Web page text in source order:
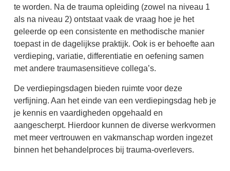
te worden. Na de trauma opleiding (zowel na niveau 1
als na niveau 2) ontstaat vaak de vraag hoe je het
geleerde op een consistente en methodische manier
toepast in de dagelijkse praktijk. Ook is er behoefte aan
verdieping, variatie, differentiatie en oefening samen
met andere traumasensitieve collega’s.
De verdiepingsdagen bieden ruimte voor deze
verfijning. Aan het einde van een verdiepingsdag heb je
je kennis en vaardigheden opgehaald en
aangescherpt. Hierdoor kunnen de diverse werkvormen
met meer vertrouwen en vakmanschap worden ingezet
binnen het behandelproces bij trauma-overlevers.